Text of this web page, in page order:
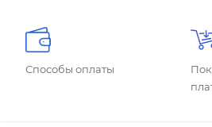
Способы оплаты